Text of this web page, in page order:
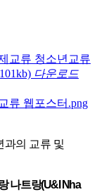
교류 청소년교류
다운로드
류 웹포스터.png
과의 교류 및
나트랑(U&I Nha